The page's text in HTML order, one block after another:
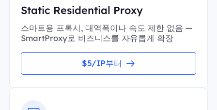
Static Residential Proxy
스마트용 프록시, 대역폭이나 속도 제한 없음 —
SmartProxy로 비즈니스를 자유롭게 확장
$5/IP부터